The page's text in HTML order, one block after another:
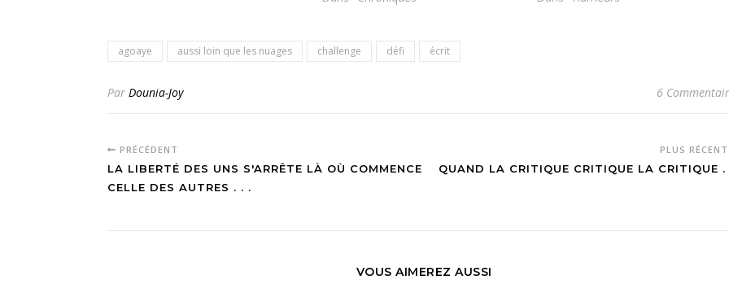
agoaye aussi loin que les nuages challenge défi écrit
Par Dounia-Joy 6
PRÉCÉDENT
LA LIBERTÉ DES UNS S'ARRÊTE LÀ OÙ COMMENCE
CELLE DES AUTRES . . .
PLUS RÉCENT
QUAND LA CRITIQUE CRITIQUE LA CRITIQUE .
VOUS AIMEREZ AUSSI